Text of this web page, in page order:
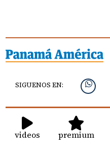
SIGUENOS EN:
videos premium